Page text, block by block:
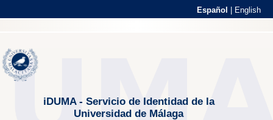
Español English
iDUMA - Servicio de Identidad de la
Universidad de Málaga